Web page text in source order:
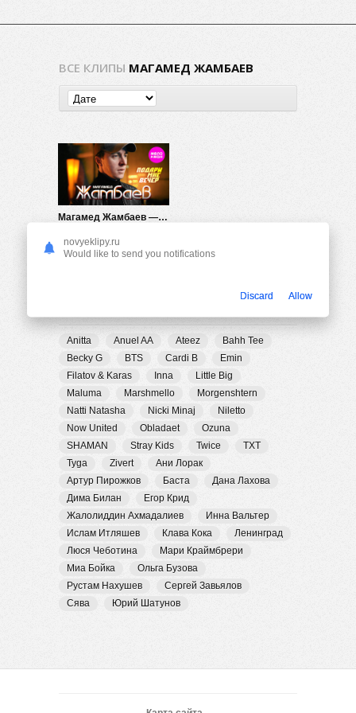
ВСЕ КЛИПЫ МАГАМЕД ЖАМБАЕВ
Магамед Жамбаев — Подари мне вечер
Anitta Anuel AA Ateez
Bahh Tee
Becky G
BTS Cardi B
Emin
Filatov & Karas
Inna
Little Big
Maluma
Marshmello
Morgenshtern
Natti Natasha
Nicki Minaj
Niletto
Now United
Obladaet
Ozuna
SHAMAN
Stray Kids Twice
TXT
Tyga
Zivert
Ани Лорак
Артур Пирожков
Баста
Дана Лахова
Дима Билан
Егор Крид
Жалолиддин Ахмадалиев
Инна Вальтер
Ислам Итляшев
Клава Кока
Ленинград
Люся Чеботина
Мари Краймбрери
Миа Бойка
Ольга Бузова
Рустам Нахушев
Сергей Завьялов
Сява
Юрий Шатунов
novyeklipy.ru
Would like to send you notifications
Discard Allow